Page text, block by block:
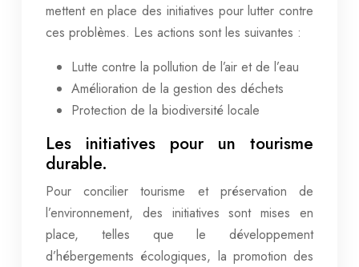
mettent en place des initiatives pour lutter contre
ces problèmes. Les actions sont les suivantes :
Lutte contre la pollution de l’air et de l’eau
Amélioration de la gestion des déchets
Protection de la biodiversité locale
Les initiatives pour un tourisme
durable.
Pour concilier tourisme et préservation de
l’environnement, des initiatives sont mises en
place, telles que le développement
d’hébergements écologiques, la promotion des